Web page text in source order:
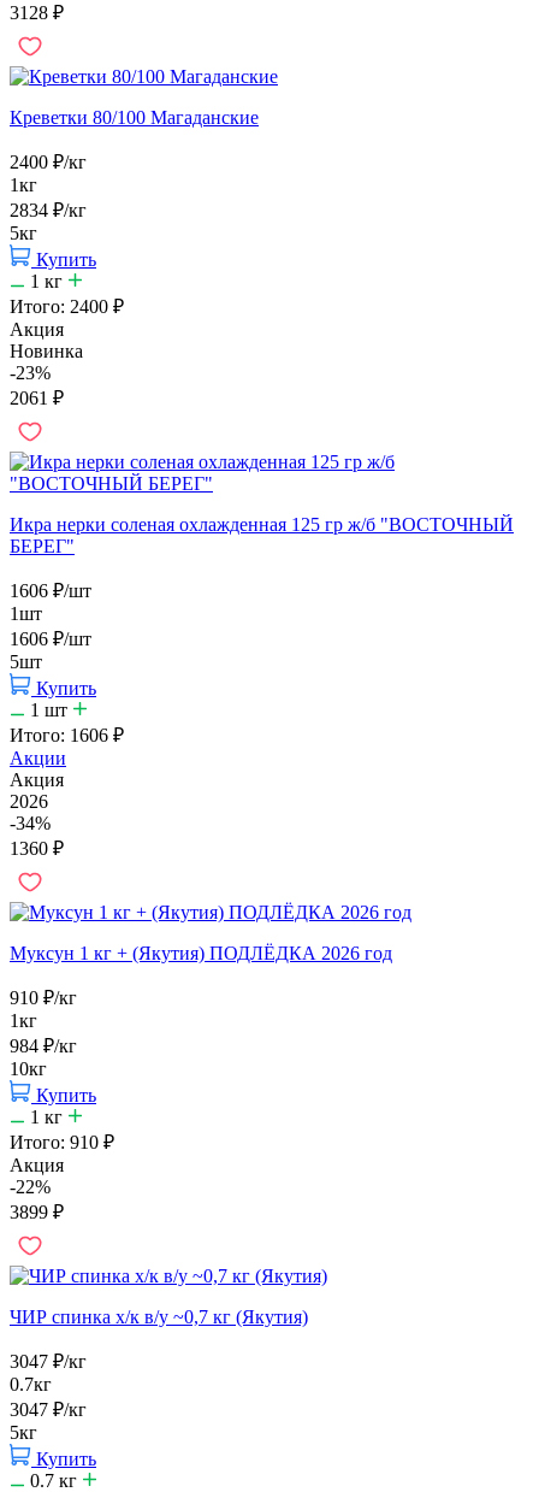
3128 ₽
Креветки 80/100 Магаданские
2400 ₽/кг
1кг
2834 ₽/кг
5кг
Купить
1 кг
Итого: 2400 ₽
Акция
Новинка
-23%
2061 ₽
Икра нерки соленая охлажденная 125 гр ж/б "ВОСТОЧНЫЙ
БЕРЕГ"
1606 ₽/шт
1шт
1606 ₽/шт
5шт
Купить
1 шт
Итого: 1606 ₽
Акции
Акция
2026
-34%
1360 ₽
Муксун 1 кг + (Якутия) ПОДЛЁДКА 2026 год
910 ₽/кг
1кг
984 ₽/кг
10кг
Купить
1 кг
Итого: 910 ₽
Акция
-22%
3899 ₽
ЧИР спинка х/к в/у ~0,7 кг (Якутия)
3047 ₽/кг
0.7кг
3047 ₽/кг
5кг
Купить
0.7 кг